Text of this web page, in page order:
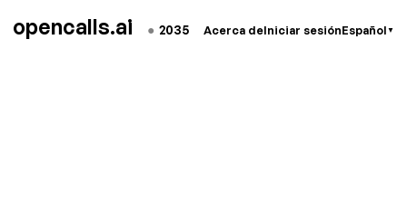
opencalls.ai ● 2035 Acerca deIniciar sesiónEspañol ▼